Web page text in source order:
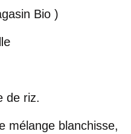
Bio )
de riz.
mélange blanchisse,